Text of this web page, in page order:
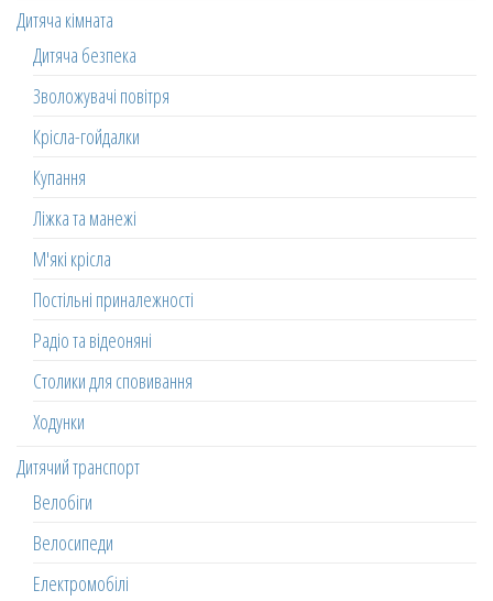
Дитяча кімната
Дитяча безпека
Зволожувачі повітря
Крісла-гойдалки
Купання
Ліжка та манежі
М'які крісла
Постільні приналежності
Радіо та відеоняні
Столики для сповивання
Ходунки
Дитячий транспорт
Велобіги
Велосипеди
Електромобілі